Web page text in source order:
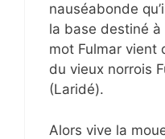
nauséabonde
la base destiné à
mot Fulmar vient
du vieux norrois
(Laridé).
Alors vive la